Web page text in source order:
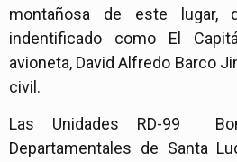
montañosa de este lugar,
indentificado como El
avioneta, David Alfredo Barco
civil.
Las Unidades RD-99
Departamentales de Santa